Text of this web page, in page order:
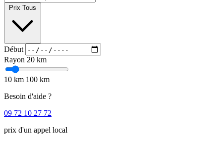
Prix Tous
Début
Rayon 20 km
10 km 100 km
Besoin d'aide ?
09 72 10 27 72
prix d'un appel local